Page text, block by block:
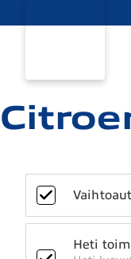
Heti